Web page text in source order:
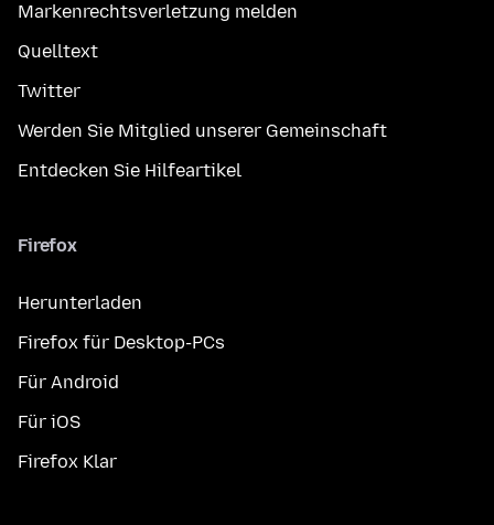
Markenrechtsverletzung melden
Quelltext
Twitter
Werden Sie Mitglied unserer Gemeinschaft
Entdecken Sie Hilfeartikel
Firefox
Herunterladen
Firefox für Desktop-PCs
Für Android
Für iOS
Firefox Klar